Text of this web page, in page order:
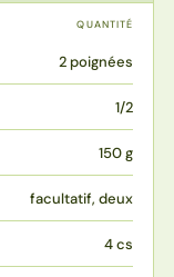
QUANTITÉ
2 poignées
1/2
150 g
facultatif, deux
4 cs